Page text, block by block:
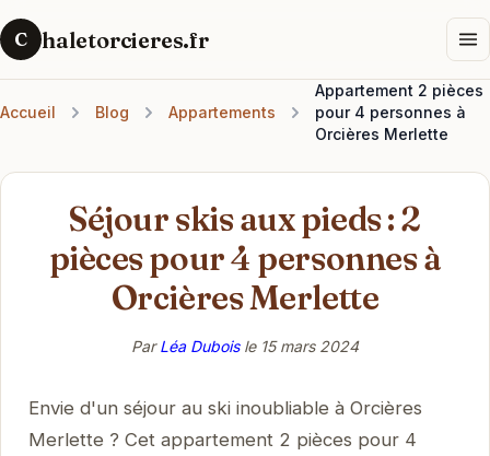
C haletorcieres.fr
Accueil Blog Appartements
Appartement 2 pièces
pour 4 personnes à
Orcières Merlette
Séjour skis aux pieds : 2
pièces pour 4 personnes à
Orcières Merlette
ParLéa Duboisle 15 mars 2024
Envie d'un séjour au ski inoubliable à Orcières
Merlette ? Cet appartement 2 pièces pour 4